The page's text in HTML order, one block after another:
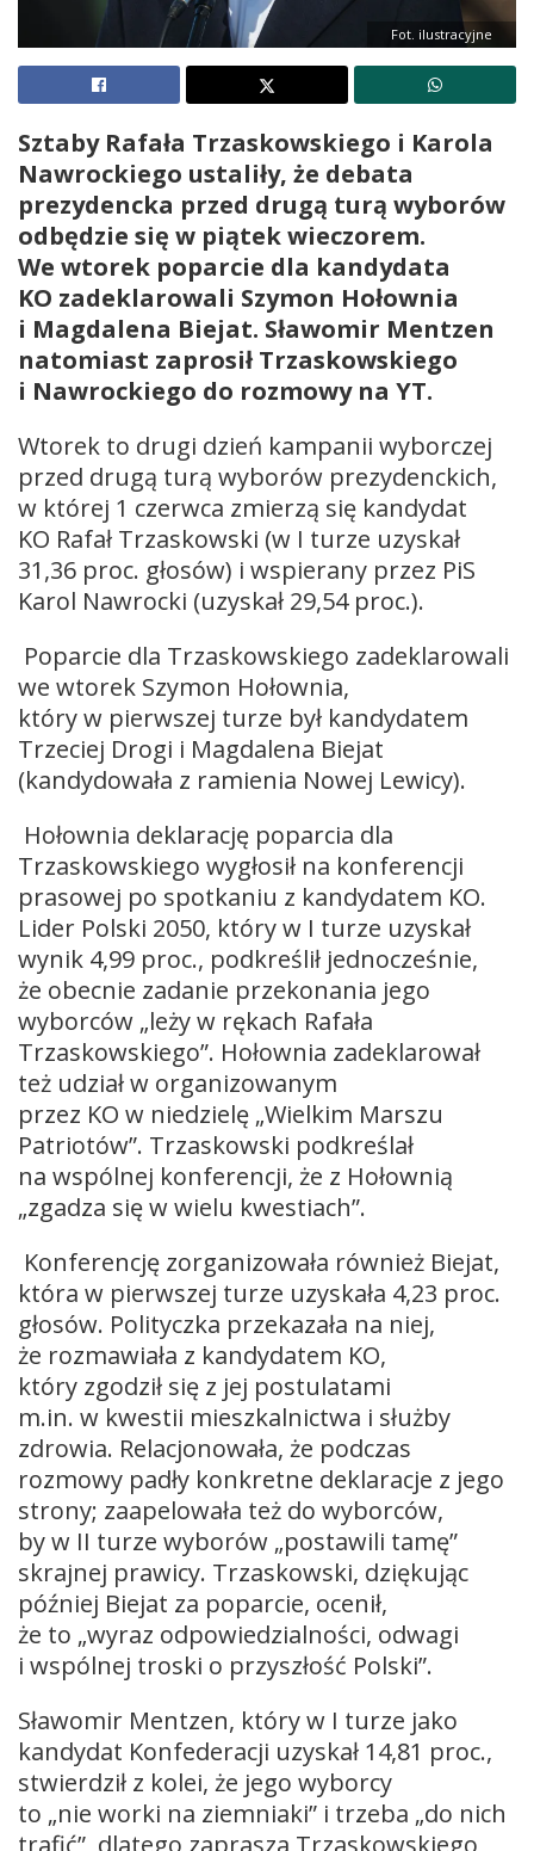
Fot. ilustracyjne
Sztaby Rafała Trzaskowskiego i Karola
Nawrockiego ustaliły, że debata
prezydencka przed drugą turą wyborów
odbędzie się w piątek wieczorem.
We wtorek poparcie dla kandydata
KO zadeklarowali Szymon Hołownia
i Magdalena Biejat. Sławomir Mentzen
natomiast zaprosił Trzaskowskiego
i Nawrockiego do rozmowy na YT.
Wtorek to drugi dzień kampanii wyborczej
przed drugą turą wyborów prezydenckich,
w której 1 czerwca zmierzą się kandydat
KO Rafał Trzaskowski (w I turze uzyskał
31,36 proc. głosów) i wspierany przez PiS
Karol Nawrocki (uzyskał 29,54 proc.).
Poparcie dla Trzaskowskiego zadeklarowali
we wtorek Szymon Hołownia,
który w pierwszej turze był kandydatem
Trzeciej Drogi i Magdalena Biejat
(kandydowała z ramienia Nowej Lewicy).
Hołownia deklarację poparcia dla
Trzaskowskiego wygłosił na konferencji
prasowej po spotkaniu z kandydatem KO.
Lider Polski 2050, który w I turze uzyskał
wynik 4,99 proc., podkreślił jednocześnie,
że obecnie zadanie przekonania jego
wyborców „leży w rękach Rafała
Trzaskowskiego”. Hołownia zadeklarował
też udział w organizowanym
przez KO w niedzielę „Wielkim Marszu
Patriotów”. Trzaskowski podkreślał
na wspólnej konferencji, że z Hołownią
„zgadza się w wielu kwestiach”.
Konferencję zorganizowała również Biejat,
która w pierwszej turze uzyskała 4,23 proc.
głosów. Polityczka przekazała na niej,
że rozmawiała z kandydatem KO,
który zgodził się z jej postulatami
m.in. w kwestii mieszkalnictwa i służby
zdrowia. Relacjonowała, że podczas
rozmowy padły konkretne deklaracje z jego
strony; zaapelowała też do wyborców,
by w II turze wyborów „postawili tamę”
skrajnej prawicy. Trzaskowski, dziękując
później Biejat za poparcie, ocenił,
że to „wyraz odpowiedzialności, odwagi
i wspólnej troski o przyszłość Polski”.
Sławomir Mentzen, który w I turze jako
kandydat Konfederacji uzyskał 14,81 proc.,
stwierdził z kolei, że jego wyborcy
to „nie worki na ziemniaki” i trzeba „do nich
trafić”, dlatego zaprasza Trzaskowskiego